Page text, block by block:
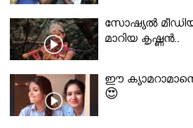
സോഷ്യൽ
മാറിയ കൃഷ്ണൻ..
ഈ
😍